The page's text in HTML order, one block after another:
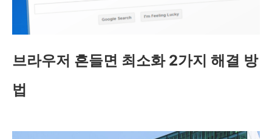
브라우저 흔들면 최소화 2가지 해결 방
법